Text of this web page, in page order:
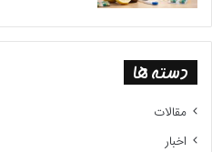
دسته ها
مقالات
اخبار